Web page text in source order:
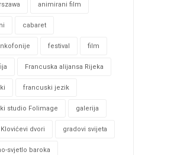
animirani film
cabaret
festival film
Francuska alijansa Rijeka
francuski jezik
studio Folimage galerija
dvori gradovi svijeta
svjetlo baroka